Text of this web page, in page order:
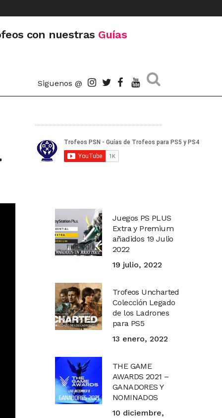
con nuestras Guías
Siguenos @
Juegos PS PLUS
Extra y Premium
añadidos 19 Julio
2022
19 julio, 2022
Trofeos Uncharted
Colección Legado
de los Ladrones
para PS5
13 enero, 2022
THE GAME
AWARDS 2021 –
GANADORES Y
NOMINADOS
10 diciembre,